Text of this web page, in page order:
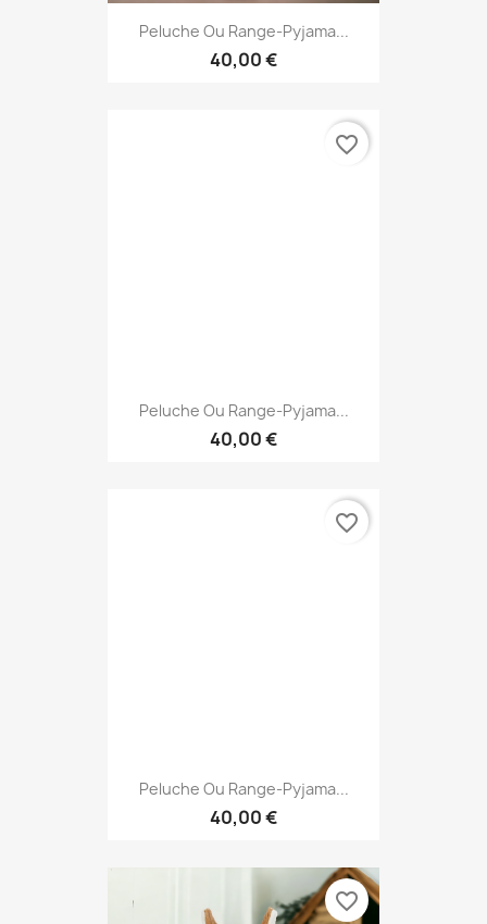
Peluche Ou Range-Pyjama...
40,00 €
Peluche Ou Range-Pyjama...
40,00 €
favorite_border
Peluche Ou Range-Pyjama...
40,00 €
favorite_border
favorite_border